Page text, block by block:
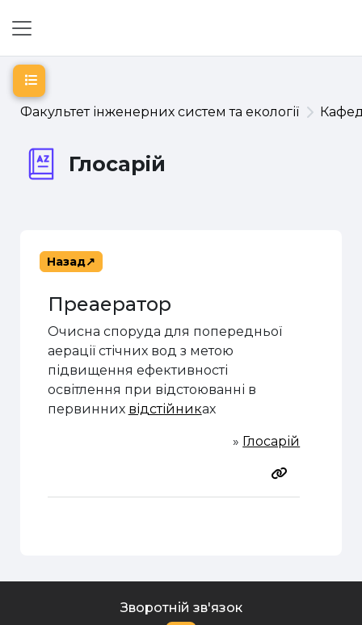
Факультет інженерних систем та екології
Глосарій
Відкритий покажчик курсу
Назад
Преаератор
Очисна споруда для попередньої
аерації стічних вод з метою
підвищення ефективності
освітлення при відстоюванні в
первинних відстійниках
» Глосарій
Зворотній зв'язок